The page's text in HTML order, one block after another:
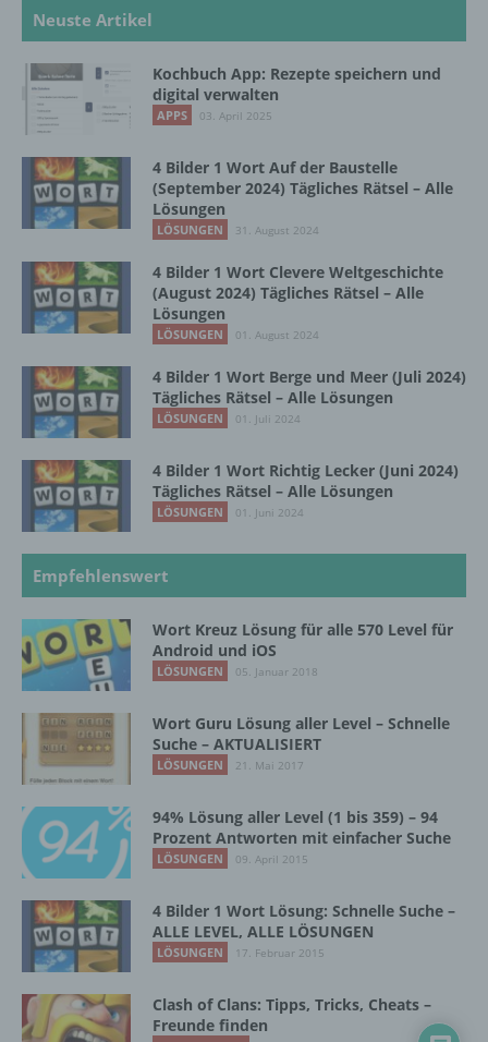
Neuste Artikel
Kochbuch App: Rezepte speichern und
digital verwalten
APPS 03. April 2025
4 Bilder 1 Wort Auf der Baustelle
(September 2024) Tägliches Rätsel – Alle
Lösungen
LÖSUNGEN 31. August 2024
4 Bilder 1 Wort Clevere Weltgeschichte
(August 2024) Tägliches Rätsel – Alle
Lösungen
LÖSUNGEN 01. August 2024
4 Bilder 1 Wort Berge und Meer (Juli 2024)
Tägliches Rätsel – Alle Lösungen
LÖSUNGEN 01. Juli 2024
4 Bilder 1 Wort Richtig Lecker (Juni 2024)
Tägliches Rätsel – Alle Lösungen
LÖSUNGEN 01. Juni 2024
Empfehlenswert
Wort Kreuz Lösung für alle 570 Level für
Android und iOS
LÖSUNGEN 05. Januar 2018
Wort Guru Lösung aller Level – Schnelle
Suche – AKTUALISIERT
LÖSUNGEN 21. Mai 2017
94% Lösung aller Level (1 bis 359) – 94
Prozent Antworten mit einfacher Suche
LÖSUNGEN 09. April 2015
4 Bilder 1 Wort Lösung: Schnelle Suche –
ALLE LEVEL, ALLE LÖSUNGEN
LÖSUNGEN 17. Februar 2015
Clash of Clans: Tipps, Tricks, Cheats –
Freunde finden
können, sofern diese zusätzlichen
Maßnahmen unterliegen, die gewährleisten,
dass die personenbezogenen Daten nicht
einer identifizierten oder identifizierbaren
g) Verantwortlicher oder für die Verarbeitung
Verantwortlicher
Verantwortlicher oder für die Verarbeitung
Verantwortlicher ist die natürliche oder
juristische Person, Behörde, Einrichtung
oder andere Stelle, die allein oder
gemeinsam mit anderen über die Zwecke
und Mittel der Verarbeitung von
personenbezogenen Daten entscheidet.
Sind die Zwecke und Mittel dieser
Verarbeitung durch das Unionsrecht oder
das Recht der Mitgliedstaaten vorgegeben,
so kann der Verantwortliche
beziehungsweise können die bestimmten
Unionsrecht oder dem Recht der
h) Auftragsverarbeiter
Auftragsverarbeiter ist eine natürliche oder
juristische Person, Behörde, Einrichtung
oder andere Stelle, die personenbezogene
Daten im Auftrag des Verantwortlichen
i) Empfänger
Empfänger ist eine natürliche oder juristische
Person, Behörde, Einrichtung oder andere
Stelle, der personenbezogene Daten
offengelegt werden, unabhängig davon, ob
es sich bei ihr um einen Dritten handelt oder
nicht. Behörden, die im Rahmen eines